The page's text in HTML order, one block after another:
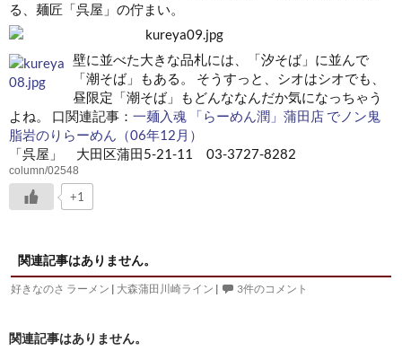
る、麺匠「呉屋」の佇まい。
壁に並べた大きな品札には、「汐そば」に並んで
「潮そば」もある。 そうすっと、シオはシオでも、
昼限定「潮そば」もどんななんだか気になっちゃう
よね。 口関連記事： 一麺入魂 「らーめん潤」蒲田店 でノン鬼
脂岩のりらーめん（06年12月）
「呉屋」 大田区蒲田5-21-11 03-3727-8282
column/02548
+1
関連記事はありません。
好きなのさ ラーメン | 大森蒲田川崎ライン | 3件のコメント
関連記事はありません。